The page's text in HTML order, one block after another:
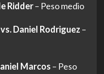
Ridder– Peso medio
Daniel Rodriguez –
Marcos – Peso